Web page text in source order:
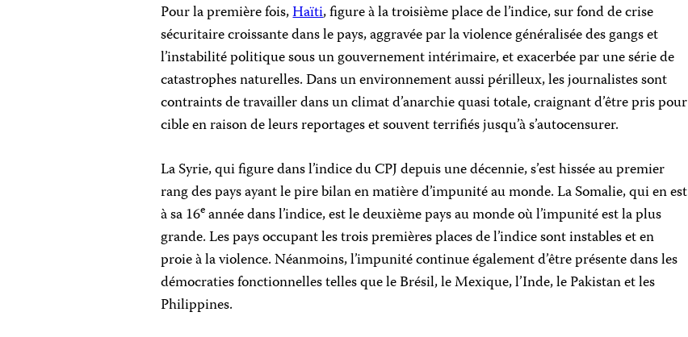
Pour la première fois,Haïti, figure à la troisième place de l’indice, sur fond de crise
sécuritaire croissante dans le pays, aggravée par la violence généralisée des gangs et
l’instabilité politique sous un gouvernement intérimaire, et exacerbée par une série de
catastrophes naturelles. Dans un environnement aussi périlleux, les journalistes sont
contraints de travailler dans un climat d’anarchie quasi totale, craignant d’être pris pour
cible en raison de leurs reportages et souvent terrifiés jusqu’à s’autocensurer.
La Syrie, qui figure dans l’indice du CPJ depuis une décennie, s’est hissée au premier
rang des pays ayant le pire bilan en matière d’impunité au monde. La Somalie, qui en est
à sa 16eannée dans l’indice, est le deuxième pays au monde où l’impunité est la plus
grande. Les pays occupant les trois premières places de l’indice sont instables et en
proie à la violence. Néanmoins, l’impunité continue également d’être présente dans les
démocraties fonctionnelles telles que le Brésil, le Mexique, l’Inde, le Pakistan et les
Philippines.